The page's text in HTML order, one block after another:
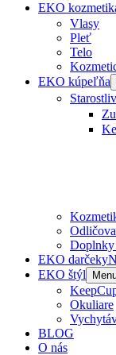
EKO
Vlasy
Pleť
Telo
EKO kúpeľňa
EKO darčeky
EKO štýl
Okuliare
BLOG
O nás